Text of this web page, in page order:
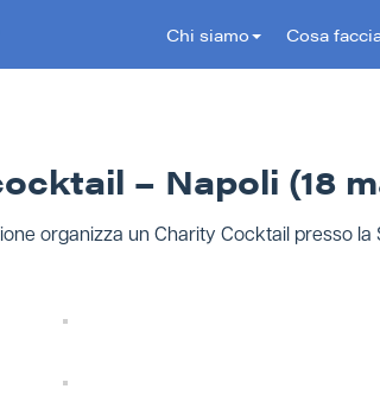
Chi siamo Cosa
– Napoli (18
organizza un Charity Cocktail presso